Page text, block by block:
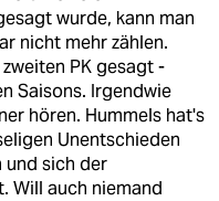
wurde, kann man
nicht mehr zählen.
PK gesagt -
Saisons. Irgendwie
hören. Hummels hat's
Unentschieden
sich der
Will auch niemand